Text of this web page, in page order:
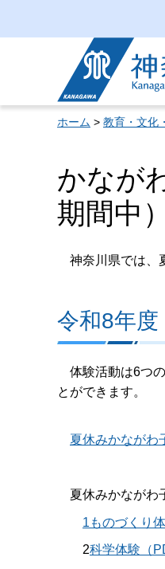
神奈川県
ホーム > 教育・文化
かなが
期間中）
神奈川県では、
令和8年
体験活動は6つの
とができます。
夏休みかながわ
夏休みかながわ
1 ものづくり
2科学体験（